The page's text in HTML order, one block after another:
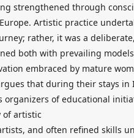
strengthened through
Artistic practice
rather, it was a
both with prevailing
embraced by mature
that during their stays in
of educational
of artistic
and often refined skills